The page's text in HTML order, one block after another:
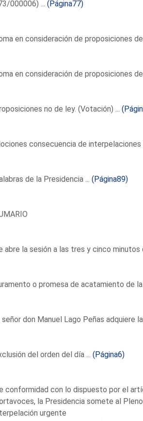
000006) ... (Página77)
en consideración de proposiciones
en consideración de proposiciones de
no de ley. (Votación) ...
consecuencia de interpelaciones
de la Presidencia ... (Página89)
abre la sesión a las tres y cinco minutos
o promesa de acatamiento de
señor don Manuel Lago Peñas adquiere
del orden del día ... (Página6)
conformidad con lo dispuesto por el
la Presidencia somete al
urgente